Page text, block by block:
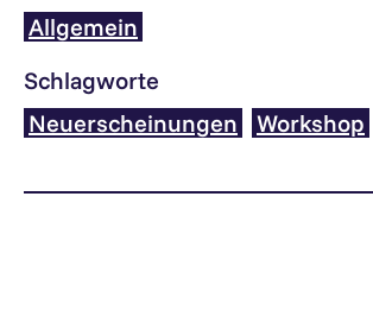
Allgemein
Schlagworte
Neuerscheinungen
Workshop